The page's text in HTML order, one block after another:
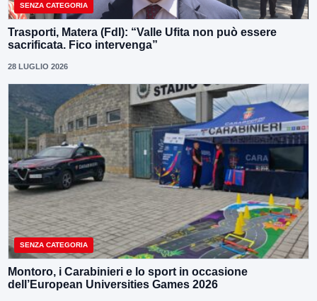
SENZA CATEGORIA
Trasporti, Matera (FdI): “Valle Ufita non può essere
sacrificata. Fico intervenga”
28 LUGLIO 2026
SENZA CATEGORIA
Montoro, i Carabinieri e lo sport in occasione
dell’European Universities Games 2026